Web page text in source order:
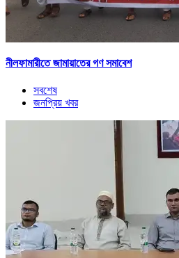
নীলফামারীতে জামায়াতের গণ সমাবেশ
সবশেষ
জনপ্রিয় খবর